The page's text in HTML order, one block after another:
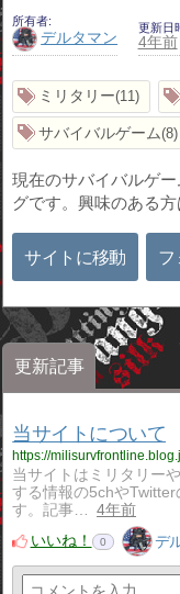
所有者
デルタマン
更新日
4年前
ミリタリー 11
サバイバルゲーム 8
現在のサバイバルゲ
グです。興味のある
サイトに移動 フ
更新記事
当サイトについて
https://
当サイトはミリタリー
する情報の5chやTwitter
す。記事…
4年前
いいね！
0 デ